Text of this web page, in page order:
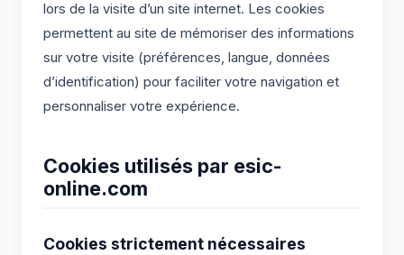
lors de la visite d’un site internet. Les cookies
permettent au site de mémoriser des informations
sur votre visite (préférences, langue, données
d’identification) pour faciliter votre navigation et
personnaliser votre expérience.
Cookies utilisés par esic-
online.com
Cookies strictement nécessaires